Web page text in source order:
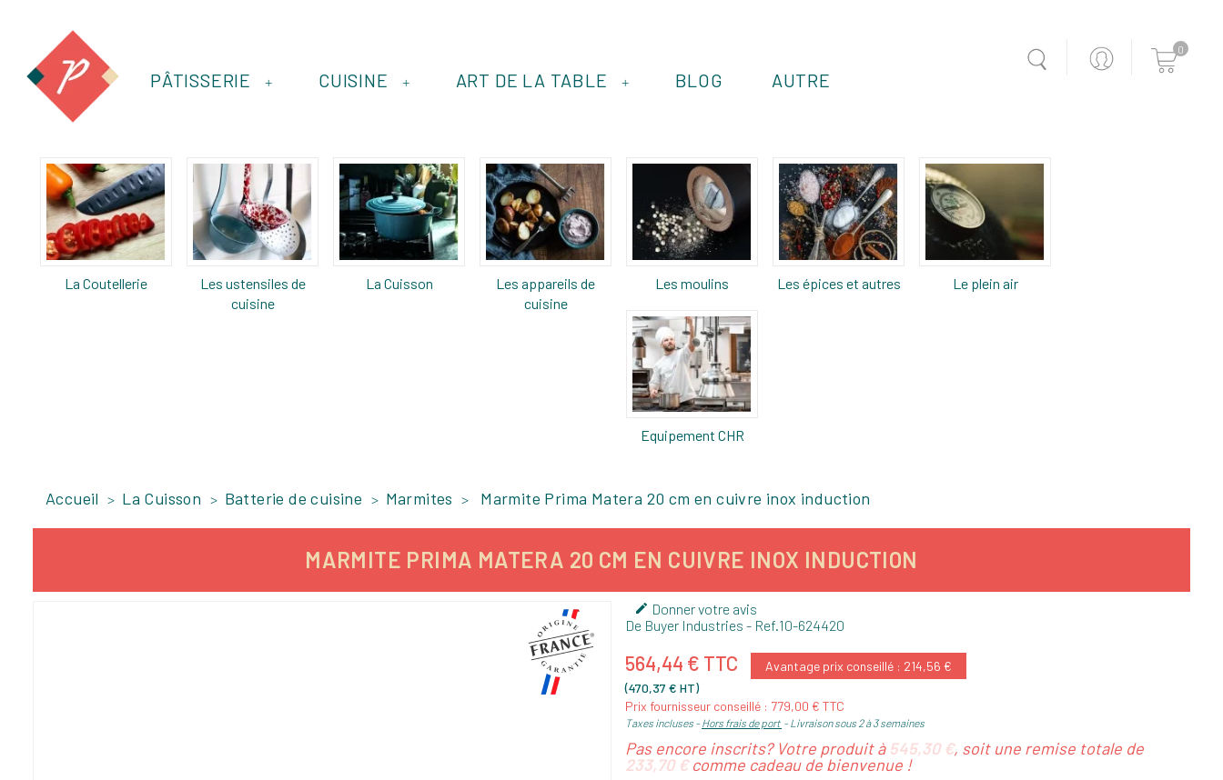
0
+
PÂTISSERIE +
CUISINE +
ART DE LA TABLE BLOG AUTRE
La Coutellerie
Les ustensiles de
cuisine
La Cuisson
Les appareils de
cuisine
Les moulins Les épices et autres Le plein air
Equipement CHR
Accueil La Cuisson Batterie de cuisine Marmites Marmite Prima Matera 20 cm en cuivre inox induction
MARMITE PRIMA MATERA 20 CM EN CUIVRE INOX INDUCTION
 Donner votre avis
De Buyer Industries - Ref.10-624420
564,44 € TTC
Avantage prix conseillé : 214,56 €
(470,37 € HT)
Prix fournisseur conseillé : 779,00 € TTC
Taxes incluses Hors frais de port Livraison sous 2 à 3 semaines
Pas encore inscrits? Votre produit à 545,30 €, soit une remise totale de
233,70 €comme cadeau de bienvenue !